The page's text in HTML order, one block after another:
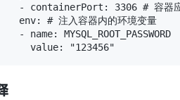
- containerPort: 3306 # 容器
env: # 注入容器内的环境变量
- name: MYSQL_ROOT_PASSWORD